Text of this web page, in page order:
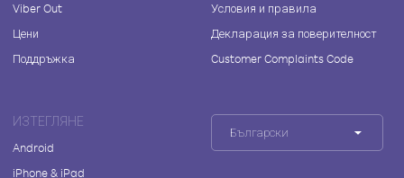
Viber Out
Цени
Поддръжка
Условия и правила
Декларация за поверителност
Customer Complaints Code
ИЗТЕГЛЯНЕ
Android
iPhone & iPad
Български